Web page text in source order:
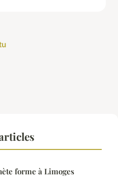
forme à Limoges